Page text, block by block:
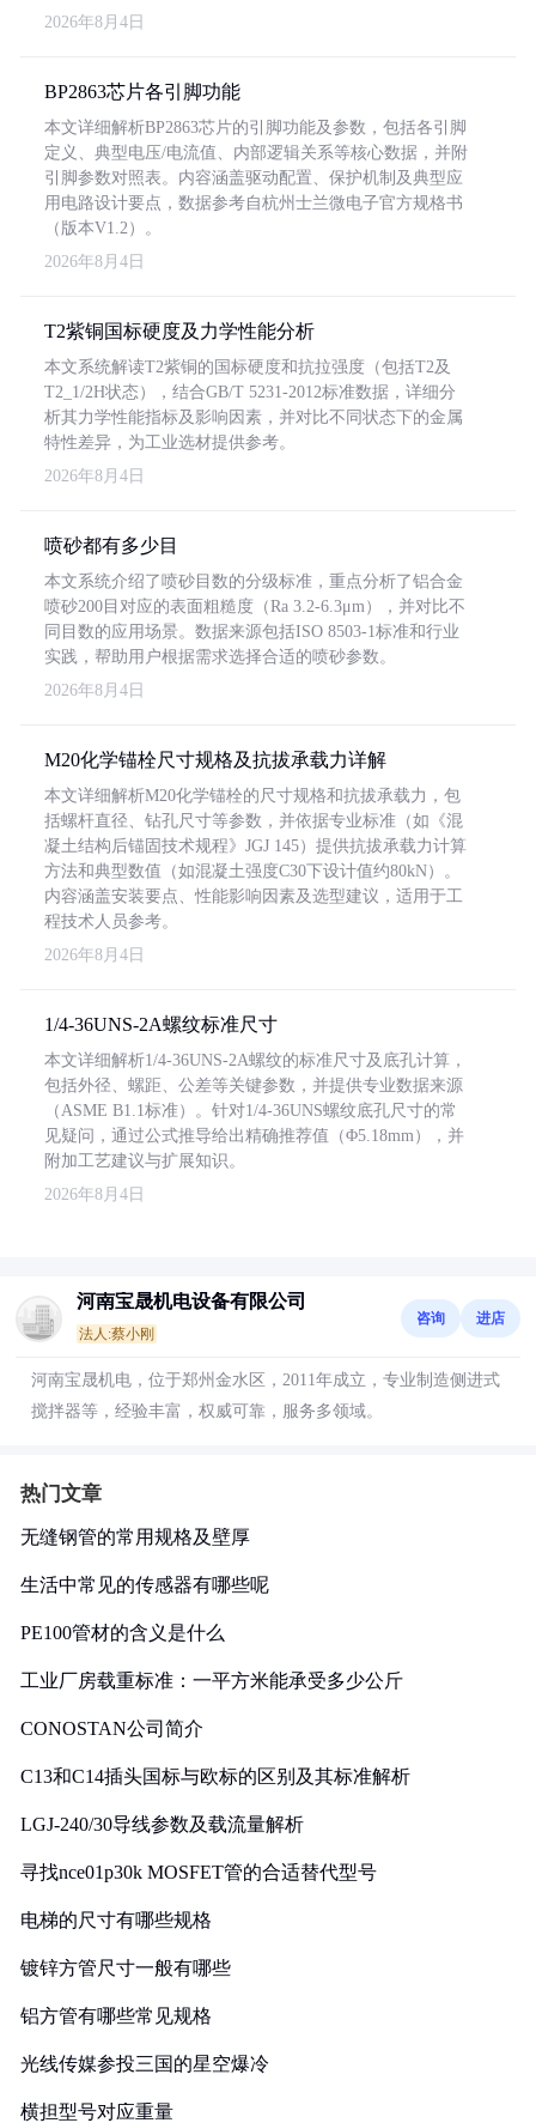
2026年8月4日
BP2863芯片各引脚功能
本文详细解析BP2863芯片的引脚功能及参数，包括各引脚
定义、典型电压/电流值、内部逻辑关系等核心数据，并附
引脚参数对照表。内容涵盖驱动配置、保护机制及典型应
用电路设计要点，数据参考自杭州士兰微电子官方规格书
（版本V1.2）。
2026年8月4日
T2紫铜国标硬度及力学性能分析
本文系统解读T2紫铜的国标硬度和抗拉强度（包括T2及
T2_1/2H状态），结合GB/T 5231-2012标准数据，详细分
析其力学性能指标及影响因素，并对比不同状态下的金属
特性差异，为工业选材提供参考。
2026年8月4日
喷砂都有多少目
本文系统介绍了喷砂目数的分级标准，重点分析了铝合金
喷砂200目对应的表面粗糙度（Ra 3.2-6.3μm），并对比不
同目数的应用场景。数据来源包括ISO 8503-1标准和行业
实践，帮助用户根据需求选择合适的喷砂参数。
2026年8月4日
M20化学锚栓尺寸规格及抗拔承载力详解
本文详细解析M20化学锚栓的尺寸规格和抗拔承载力，包
括螺杆直径、钻孔尺寸等参数，并依据专业标准（如《混
凝土结构后锚固技术规程》JGJ 145）提供抗拔承载力计算
方法和典型数值（如混凝土强度C30下设计值约80kN）。
内容涵盖安装要点、性能影响因素及选型建议，适用于工
程技术人员参考。
2026年8月4日
1/4-36UNS-2A螺纹标准尺寸
本文详细解析1/4-36UNS-2A螺纹的标准尺寸及底孔计算，
包括外径、螺距、公差等关键参数，并提供专业数据来源
（ASME B1.1标准）。针对1/4-36UNS螺纹底孔尺寸的常
见疑问，通过公式推导给出精确推荐值（Φ5.18mm），并
附加工艺建议与扩展知识。
2026年8月4日
河南宝晟机电设备有限公司
法人:蔡小刚
咨询 进店
河南宝晟机电，位于郑州金水区，2011年成立，专业制造侧进式
搅拌器等，经验丰富，权威可靠，服务多领域。
热门文章
无缝钢管的常用规格及壁厚
生活中常见的传感器有哪些呢
PE100管材的含义是什么
工业厂房载重标准：一平方米能承受多少公斤
CONOSTAN公司简介
C13和C14插头国标与欧标的区别及其标准解析
LGJ-240/30导线参数及载流量解析
寻找nce01p30k MOSFET管的合适替代型号
电梯的尺寸有哪些规格
镀锌方管尺寸一般有哪些
铝方管有哪些常见规格
光线传媒参投三国的星空爆冷
横担型号对应重量